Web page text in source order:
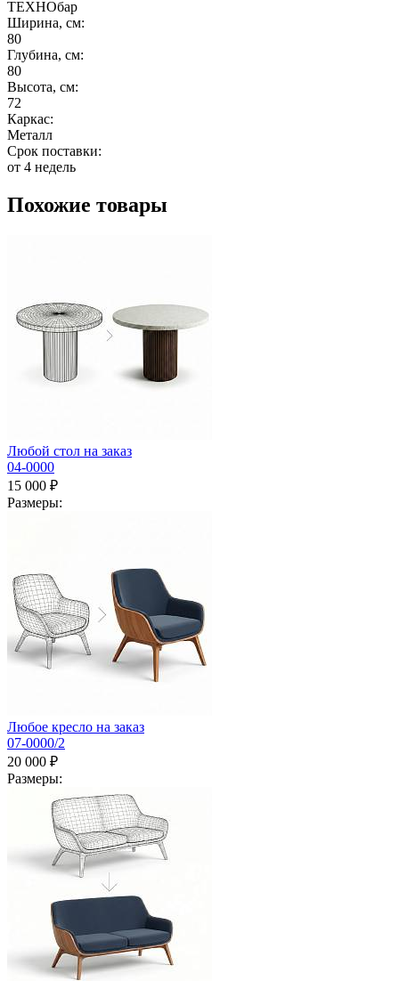
ТЕХНОбар
Ширина, см:
80
Глубина, см:
80
Высота, см:
72
Каркас:
Металл
Срок поставки:
от 4 недель
Похожие товары
Любой стол на заказ
04-0000
15 000 ₽
Размеры:
Любое кресло на заказ
07-0000/2
20 000 ₽
Размеры: